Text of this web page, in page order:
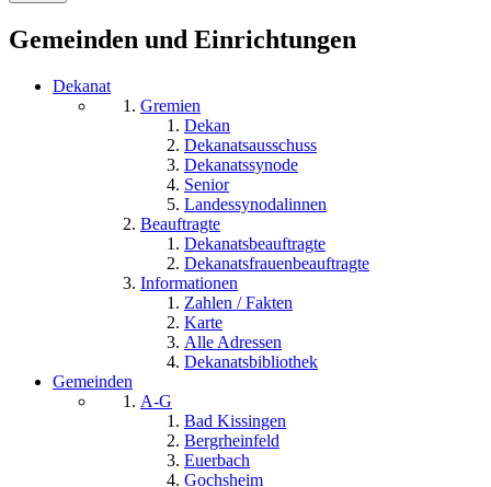
Gemeinden und Einrichtungen
Dekanat
Gremien
Dekan
Dekanatsausschuss
Dekanatssynode
Senior
Landessynodalinnen
Beauftragte
Dekanatsbeauftragte
Dekanatsfrauenbeauftragte
Informationen
Zahlen / Fakten
Karte
Alle Adressen
Dekanatsbibliothek
Gemeinden
A-G
Bad Kissingen
Bergrheinfeld
Euerbach
Gochsheim